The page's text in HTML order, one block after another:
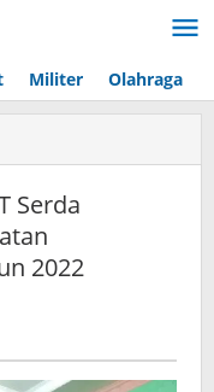
Militer Olahraga
Serda
2022